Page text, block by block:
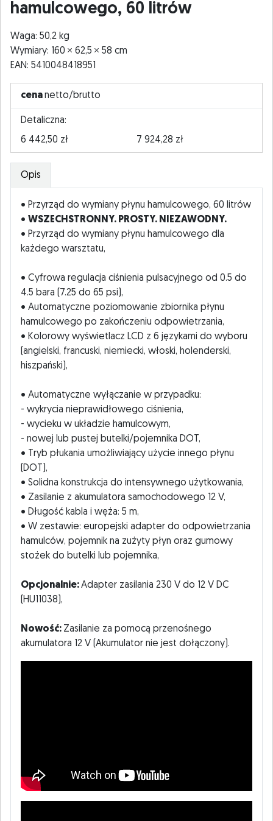
hamulcowego, 60 litrów
Waga: 50,2 kg
Wymiary: 160
62,5
58 cm
EAN: 5410048418951
cenanetto/brutto
Detaliczna:
6 442,50 zł
7 924,28 zł
Opis
• Przyrząd do wymiany płynu hamulcowego, 60 litrów
• WSZECHSTRONNY. PROSTY. NIEZAWODNY.
• Przyrząd do wymiany płynu hamulcowego dla
każdego warsztatu,
• Cyfrowa regulacja ciśnienia pulsacyjnego od 0.5 do
4.5 bara (7.25 do 65 psi),
• Automatyczne poziomowanie zbiornika płynu
hamulcowego po zakończeniu odpowietrzania,
• Kolorowy wyświetlacz LCD z 6 językami do wyboru
(angielski, francuski, niemiecki, włoski, holenderski,
hiszpański),
• Automatyczne wyłączanie w przypadku:
- wykrycia nieprawidłowego ciśnienia,
- wycieku w układzie hamulcowym,
- nowej lub pustej butelki/pojemnika DOT,
• Tryb płukania umożliwiający użycie innego płynu
(DOT),
• Solidna konstrukcja do intensywnego użytkowania,
• Zasilanie z akumulatora samochodowego 12 V,
• Długość kabla i węża: 5 m,
• W zestawie: europejski adapter do odpowietrzania
hamulców, pojemnik na zużyty płyn oraz gumowy
stożek do butelki lub pojemnika,
Opcjonalnie:Adapter zasilania 230 V do 12 V DC
(HU11038),
Nowość: Zasilanie za pomocą przenośnego
akumulatora 12 V (Akumulator nie jest dołączony).